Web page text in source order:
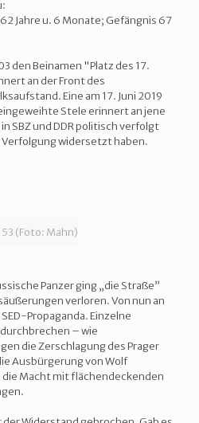
Jahre u. 6 Monate; Gefängnis 67
den Beinamen "Platz des 17.
an der Front des
Eine am 17. Juni 2019
Stele erinnert an jene
SBZ und DDR politisch verfolgt
widersetzt haben.
53 (Foto: Mahn)
Panzer ging „die Straße”
verloren. Von nun an
Propaganda. Einzelne
– wie
die Zerschlagung des Prager
Ausbürgerung von Wolf
Macht mit flächendeckenden